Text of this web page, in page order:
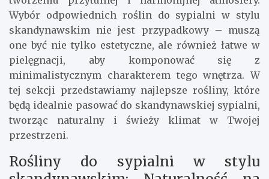
Wybór odpowiednich roślin do sypialni w stylu
skandynawskim nie jest przypadkowy – muszą
one być nie tylko estetyczne, ale również łatwe w
pielęgnacji, aby komponować się z
minimalistycznym charakterem tego wnętrza. W
tej sekcji przedstawiamy najlepsze rośliny, które
będą idealnie pasować do skandynawskiej sypialni,
tworząc naturalny i świeży klimat w Twojej
przestrzeni.
Rośliny do sypialni w stylu